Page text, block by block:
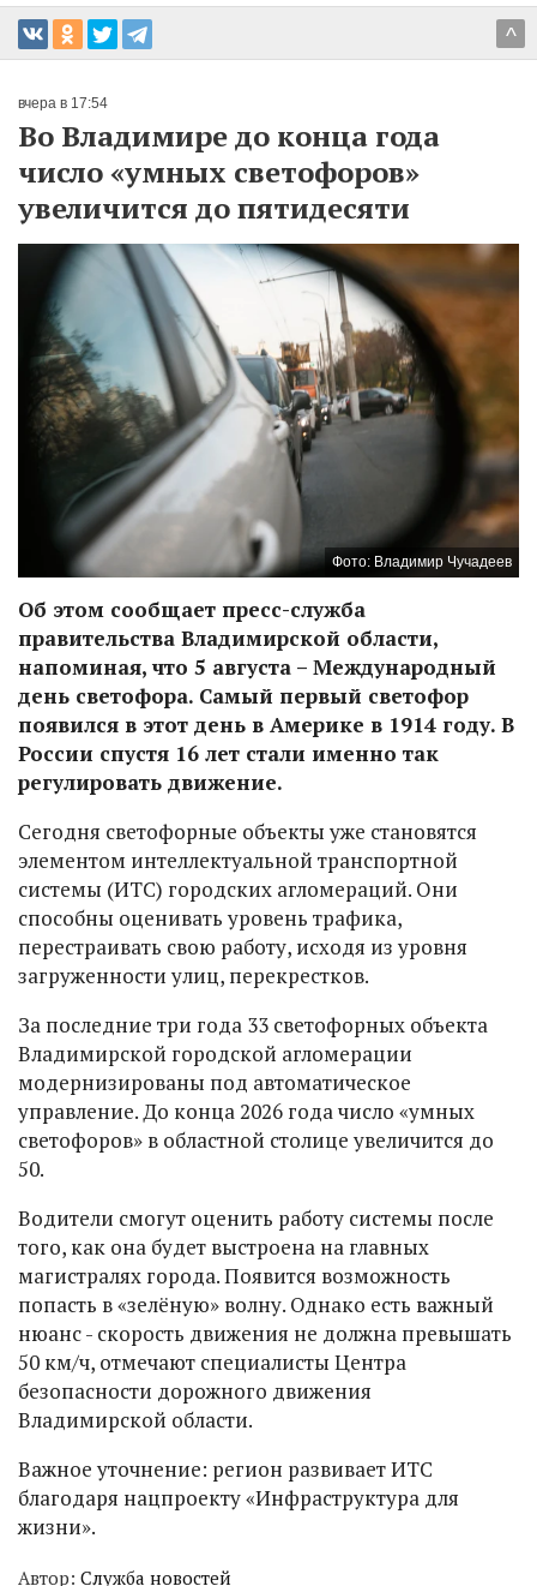
^
вчера в 17:54
Во Владимире до конца года
число «умных светофоров»
увеличится до пятидесяти
Фото: Владимир Чучадеев
Об этом сообщает пресс-служба
правительства Владимирской области,
напоминая, что 5 августа – Международный
день светофора. Самый первый светофор
появился в этот день в Америке в 1914 году. В
России спустя 16 лет стали именно так
регулировать движение.
Сегодня светофорные объекты уже становятся
элементом интеллектуальной транспортной
системы (ИТС) городских агломераций. Они
способны оценивать уровень трафика,
перестраивать свою работу, исходя из уровня
загруженности улиц, перекрестков.
За последние три года 33 светофорных объекта
Владимирской городской агломерации
модернизированы под автоматическое
управление. До конца 2026 года число «умных
светофоров» в областной столице увеличится до
50.
Водители смогут оценить работу системы после
того, как она будет выстроена на главных
магистралях города. Появится возможность
попасть в «зелёную» волну. Однако есть важный
нюанс - скорость движения не должна превышать
50 км/ч, отмечают специалисты Центра
безопасности дорожного движения
Владимирской области.
Важное уточнение: регион развивает ИТС
благодаря нацпроекту «Инфраструктура для
жизни».
Автор: Служба новостей